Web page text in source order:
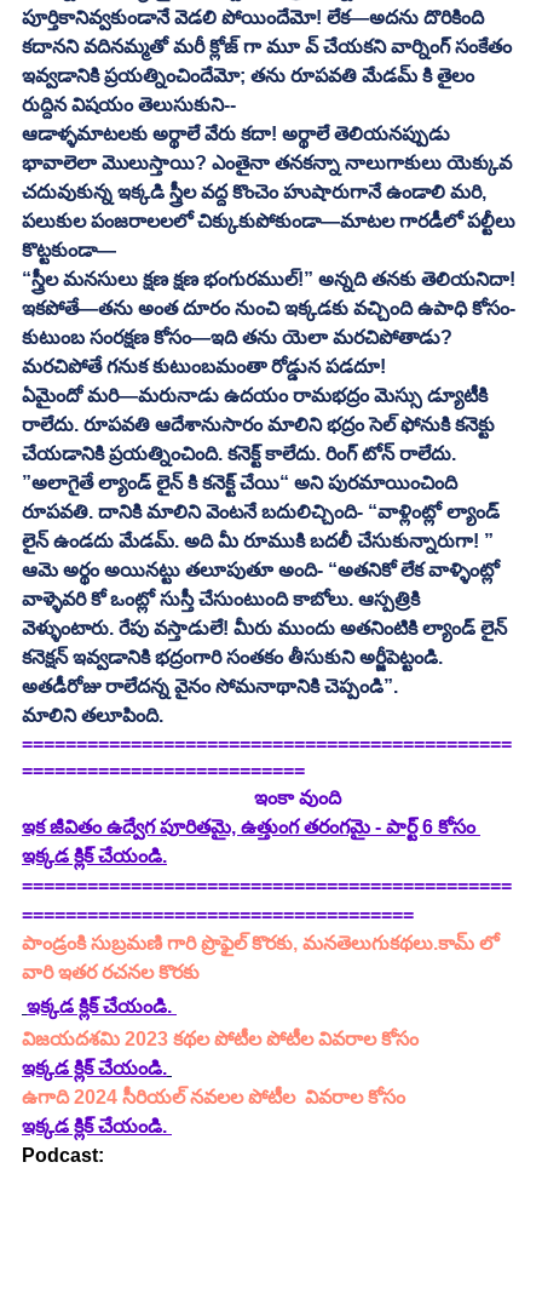
పూర్తికానివ్వకుండానే వెడలి పోయిందేమో! లేక—అదను దొరికింది
కదానని వదినమ్మతో మరీ క్లోజ్ గా మూ వ్ చేయకని వార్నింగ్ సంకేతం
ఇవ్వడానికి ప్రయత్నించిందేమో; తను రూపవతి మేడమ్ కి తైలం
రుద్దిన విషయం తెలుసుకుని--
ఆడాళ్ళమాటలకు అర్థాలే వేరు కదా! అర్థాలే తెలియనప్పుడు
భావాలెలా మొలుస్తాయి? ఎంతైనా తనకన్నా నాలుగాకులు యెక్కువ
చదువుకున్న ఇక్కడి స్త్రీల వద్ద కొంచెం హుషారుగానే ఉండాలి మరి,
పలుకుల పంజరాలలలో చిక్కుకుపోకుండా—మాటల గారడీలో పల్టీలు
కొట్టకుండా—
“స్త్రీల మనసులు క్షణ క్షణ భంగురముల్!” అన్నది తనకు తెలియనిదా!
ఇకపోతే—తను అంత దూరం నుంచి ఇక్కడకు వచ్చింది ఉపాధి కోసం-
కుటుంబ సంరక్షణ కోసం—ఇది తను యెలా మరచిపోతాడు?
మరచిపోతే గనుక కుటుంబమంతా రోడ్డున పడదూ!
ఏమైందో మరి—మరునాడు ఉదయం రామభద్రం మెస్సు డ్యూటీకి
రాలేదు. రూపవతి ఆదేశానుసారం మాలిని భద్రం సెల్ ఫోనుకి కనెక్టు
చేయడానికి ప్రయత్నించింది. కనెక్ట్ కాలేదు. రింగ్ టోన్ రాలేదు.
”అలాగైతే ల్యాండ్ లైన్ కి కనెక్ట్ చేయి“ అని పురమాయించింది
రూపవతి. దానికి మాలిని వెంటనే బదులిచ్చింది- “వాళ్లింట్లో ల్యాండ్
లైన్ ఉండదు మేడమ్. అది మీ రూముకి బదలీ చేసుకున్నారుగా! ”
ఆమె అర్థం అయినట్టు తలూపుతూ అంది- “అతనికో లేక వాళ్ళింట్లో
వాళ్ళెవరి కో ఒంట్లో సుస్తీ చేసుంటుంది కాబోలు. ఆస్పత్రికి
వెళ్ళుంటారు. రేపు వస్తాడులే! మీరు ముందు అతనింటికి ల్యాండ్ లైన్
కనెక్షన్ ఇవ్వడానికి భద్రంగారి సంతకం తీసుకుని అర్జీపెట్టండి.
అతడీరోజు రాలేదన్న వైనం సోమనాథానికి చెప్పండి”.
=============================================
==========================
                                                ఇంకా వుంది
ఇక జీవితం ఉద్వేగ పూరితమై, ఉత్తుంగ తరంగమై - పార్ట్ 6 కోసం
ఇక్కడ క్లిక్ చేయండి.
=============================================
====================================
పాండ్రంకి సుబ్రమణి గారి ప్రొఫైల్ కొరకు, మనతెలుగుకథలు.కామ్ లో
వారి ఇతర రచనల కొరకు
ఇక్కడ క్లిక్ చేయండి.
విజయదశమి 2023 కథల పోటీల పోటీల వివరాల కోసం
ఇక్కడ క్లిక్ చేయండి.
ఉగాది 2024 సీరియల్ నవలల పోటీల  వివరాల కోసం
ఇక్కడ క్లిక్ చేయండి.
Podcast: